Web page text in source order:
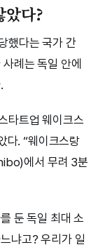
았다?
했다는 국가 간
례는 독일 안에
타트업 웨이크스
다. “웨이크스랑
에서 무려 3분
둔 독일 최대 소
냐고? 우리가 일